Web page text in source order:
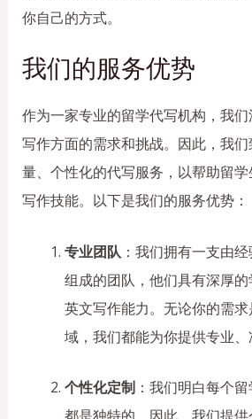
你自己的方式。
我们的服务优势
作为一家专业的留学代写机构，我
写作方面的需求和挑战。因此，我
量、个性化的代写服务，以帮助留
写作技能。以下是我们的服务优势：
专业团队：我们拥有一支由
组成的团队，他们具有深厚
英文写作能力。无论你的需
域，我们都能为你提供专业、
个性化定制：我们明白每个